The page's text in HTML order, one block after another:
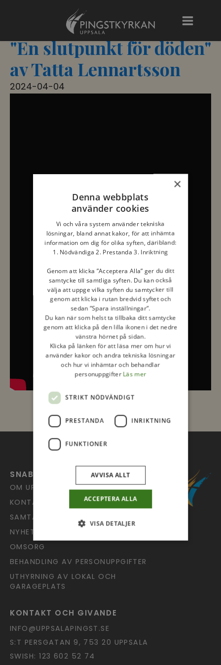
"En slutpunkt för döden"
av Tatta Lennartsson
2024-04-04
SNABBLÄNKAR
OM UPPSALA PINGST
KONTAKT
SAMTALSJOUREN
NYHETSARKIV
OMSORG
BEHANDLING AV PERSONUPPGIFTER
UTHYRNING AV LOKAL OCH
GARAGEPLATS
KONTAKT OCH GIVANDE
INFO@UPPSALAPINGST.SE
S:T PERSGATAN 9, 753 20 UPPSALA
SWISH: 123 602 52 74
×
Denna webbplats
använder cookies
Vi och våra system använder tekniska
lösningar, bland annat kakor, för att inhämta
information om dig för olika syften, däribland:
1. Nödvändiga 2. Prestanda 3. Inriktning
Genom att klicka ”Acceptera Alla” ger du ditt
samtycke till samtliga syften. Du kan också
välja att uppge vilka syften du samtycker till
genom att klicka i rutan bredvid syftet och
sedan ”Spara inställningar”.
Du kan när som helst ta tillbaka ditt samtycke
genom att klicka på den lilla ikonen i det nedre
vänstra hörnet på sidan.
Klicka på länken för att läsa mer om hur vi
använder kakor och andra tekniska lösningar
och hur vi inhämtar och behandlar
personuppgifter Läs mer
STRIKT NÖDVÄNDIGT
PRESTANDA INRIKTNING
FUNKTIONER
ACCEPTERA ALLA
AVVISA ALLT
VISA DETALJER